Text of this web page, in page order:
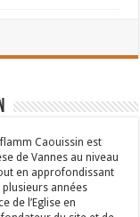
Caouissin est
de Vannes au niveau
en approfondissant
années
de l’Eglise en